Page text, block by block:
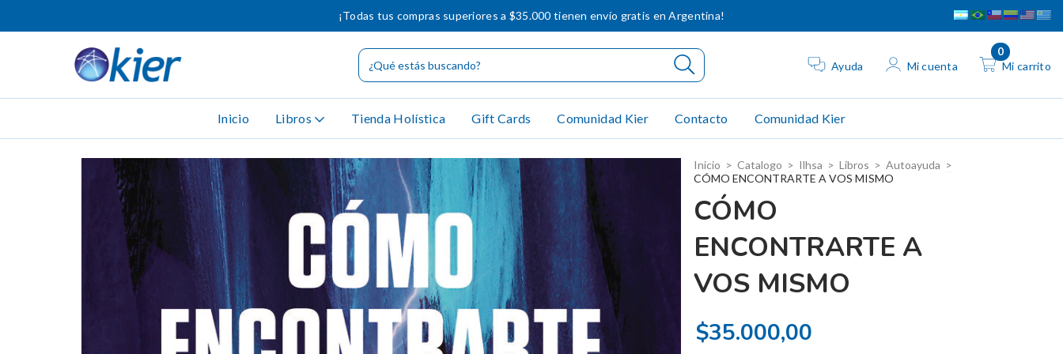
¡Todas tus compras superiores a $35.000 tienen envío gratis en Argentina!
Ayuda Mi cuenta Mi carrito
0
Inicio Libros Tienda Holística Gift Cards Comunidad Kier Contacto Comunidad Kier
Inicio > Catalogo > Ilhsa > Libros > Autoayuda >
CÓMO ENCONTRARTE A VOS MISMO
CÓMO
ENCONTRARTE A
VOS MISMO
$35.000,00